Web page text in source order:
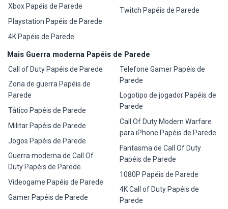
Xbox Papéis de Parede
Playstation Papéis de Parede
4K Papéis de Parede
Twitch Papéis de Parede
Mais Guerra moderna Papéis de Parede
Call of Duty Papéis de Parede
Zona de guerra Papéis de
Parede
Tático Papéis de Parede
Militar Papéis de Parede
Jogos Papéis de Parede
Guerra moderna de Call Of
Duty Papéis de Parede
Videogame Papéis de Parede
Gamer Papéis de Parede
Telefone Gamer Papéis de
Parede
Logotipo de jogador Papéis de
Parede
Call Of Duty Modern Warfare
para iPhone Papéis de Parede
Fantasma de Call Of Duty
Papéis de Parede
1080P Papéis de Parede
4K Call of Duty Papéis de
Parede